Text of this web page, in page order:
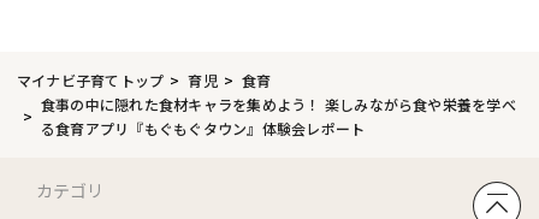
マイナビ子育てトップ 育児
食育
食事の中に隠れた食材キャラを集めよう！ 楽しみながら食や栄養を学べ
る食育アプリ『もぐもぐタウン』体験会レポート
カテゴリ